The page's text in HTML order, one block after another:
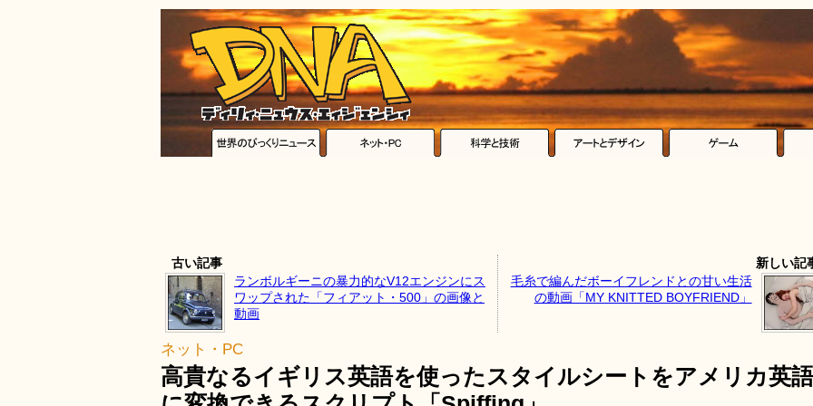
古い記事
ランボルギーニの暴力的なV12エンジンにス
ワップされた「フィアット・500」の画像と
動画
新しい記
毛糸で編んだボーイフレンドとの甘い生活
の動画「MY KNITTED BOYFRIEND」
ネット・PC
高貴なるイギリス英語を使ったスタイルシートをアメリカ英語